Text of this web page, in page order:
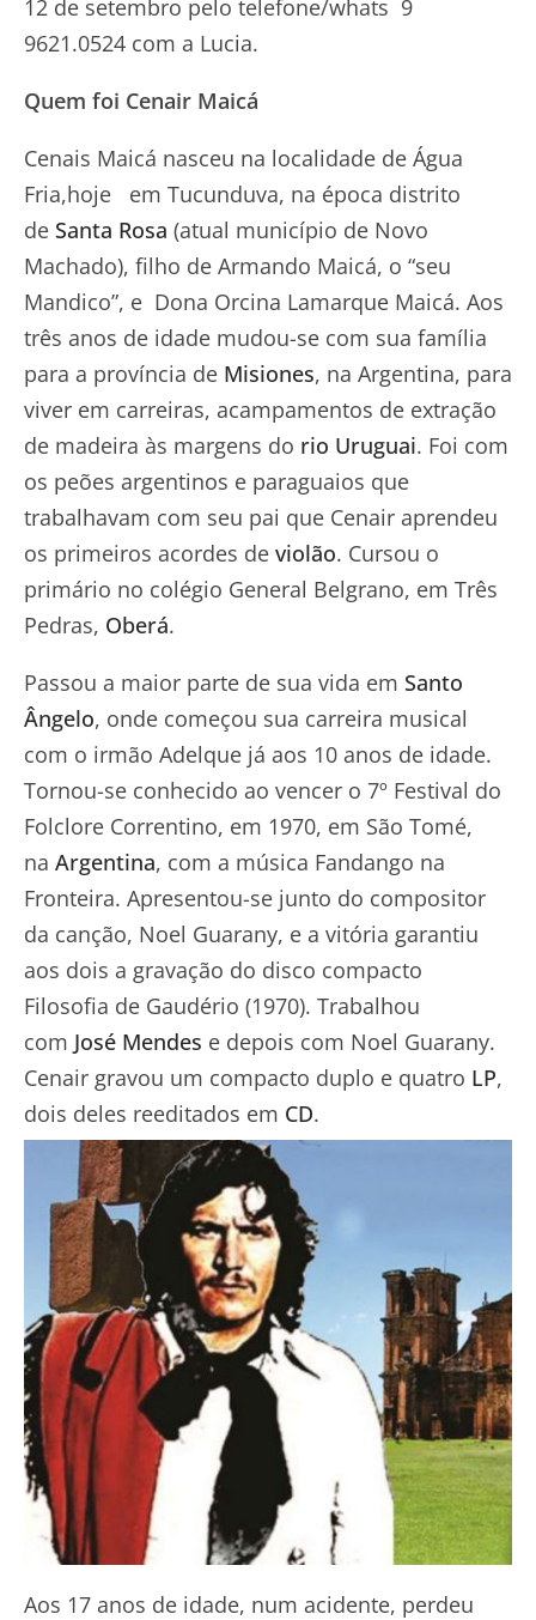
12 de setembro pelo telefone/whats 9
9621.0524 com a Lucia.
Quem foi Cenair Maicá
Cenais Maicá nasceu na localidade de Água
Fria,hoje em Tucunduva, na época distrito
de Santa Rosa (atual município de Novo
Machado), filho de Armando Maicá, o “seu
Mandico”, e Dona Orcina Lamarque Maicá. Aos
três anos de idade mudou-se com sua família
para a província de Misiones, na Argentina, para
viver em carreiras, acampamentos de extração
de madeira às margens do rio Uruguai. Foi com
os peões argentinos e paraguaios que
trabalhavam com seu pai que Cenair aprendeu
os primeiros acordes de violão. Cursou o
primário no colégio General Belgrano, em Três
Pedras, Oberá.
Passou a maior parte de sua vida em Santo
Ângelo, onde começou sua carreira musical
com o irmão Adelque já aos 10 anos de idade.
Tornou-se conhecido ao vencer o 7º Festival do
Folclore Correntino, em 1970, em São Tomé,
na Argentina, com a música Fandango na
Fronteira. Apresentou-se junto do compositor
da canção, Noel Guarany, e a vitória garantiu
aos dois a gravação do disco compacto
Filosofia de Gaudério (1970). Trabalhou
com José Mendes e depois com Noel Guarany.
Cenair gravou um compacto duplo e quatro LP,
dois deles reeditados em CD.
Aos 17 anos de idade, num acidente, perdeu